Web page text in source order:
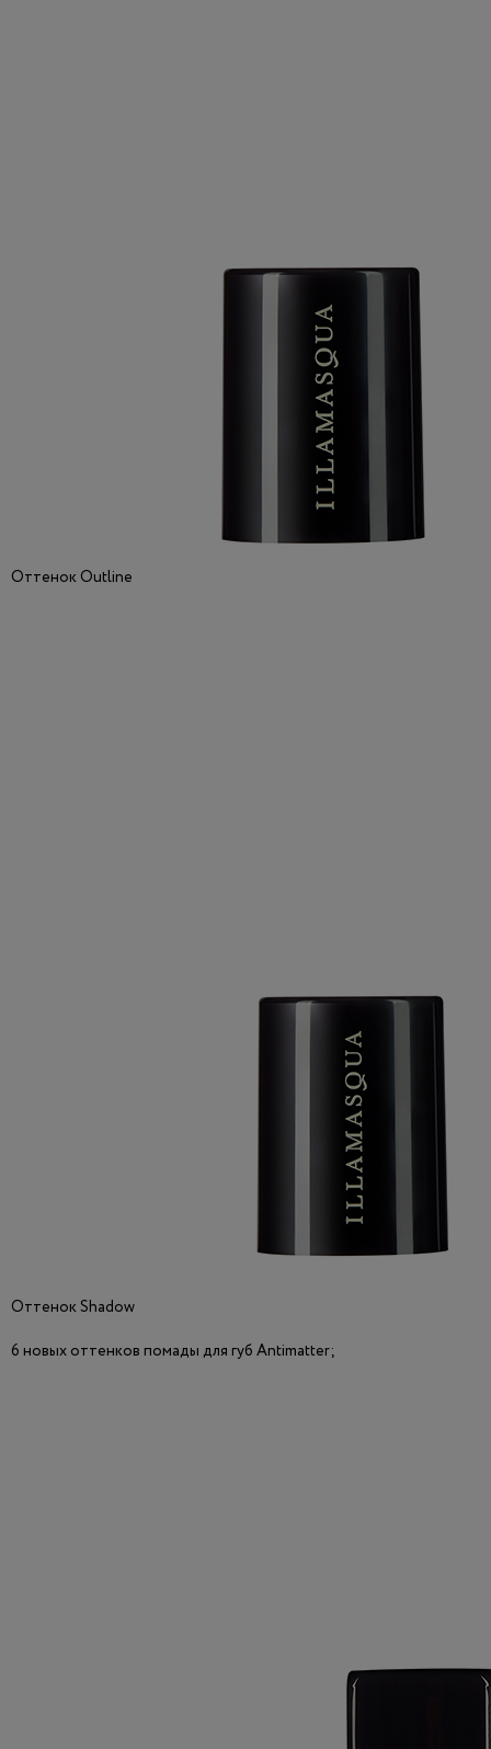
Оттенок Outline
Оттенок Shadow
6 новых оттенков помады для губ Antimatter;